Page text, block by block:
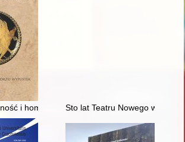
i homoerotyzm w świecie starożytnym
Sto lat Teatru Nowego w